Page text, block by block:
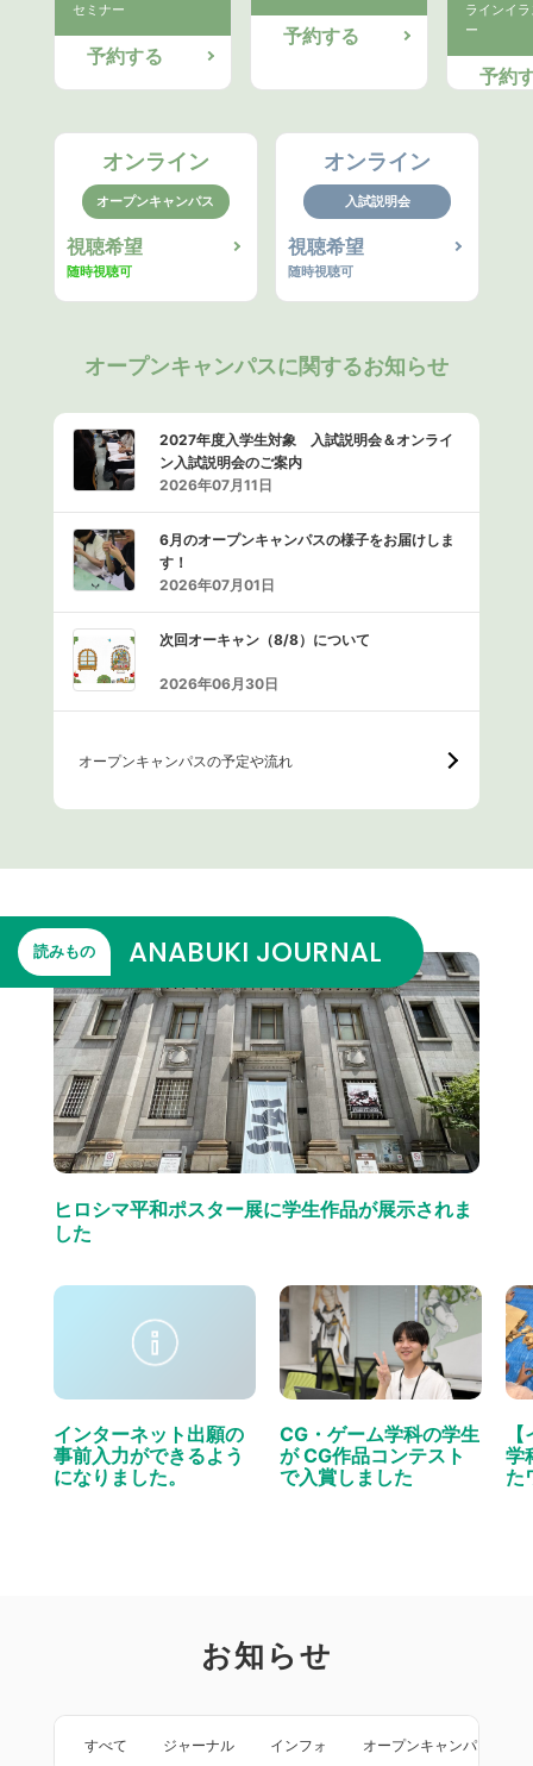
セミナー
予約する
予約する
ラインイ
ー
予約
オンライン
オープンキャンパス
視聴希望
随時視聴可
オンライン
入試説明会
視聴希望
随時視聴可
オープンキャンパスに関するお知らせ
2027年度入学生対象 入試説明会＆オンライ
ン入試説明会のご案内
2026年07月11日
6月のオープンキャンパスの様子をお届けしま
す！
2026年07月01日
次回オーキャン（8/8）について
2026年06月30日
オープンキャンパスの予定や流れ
読みもの ANABUKI JOURNAL
ヒロシマ平和ポスター展に学生作品が展示されま
した
インターネット出願の
事前入力ができるよう
になりました。
CG・ゲーム学科の学生
が CG作品コンテスト
で入賞しました
学
た
お知らせ
すべて ジャーナル インフォ オープンキャンパス